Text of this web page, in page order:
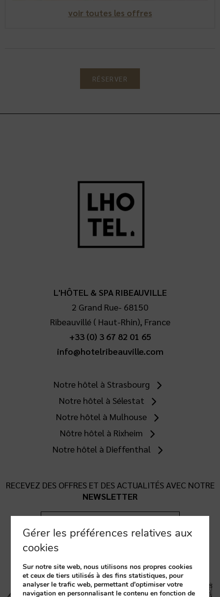
voir toutes les offres
RÉSERVER
L'HÔTEL & SPA RIBEAUVILLE
2 Grand Rue- 68150
Ribeauvillé( Haut-Rhin), France
+33 (0) 3 67 82 01 65
info@hotelribeauville.com
Notre hôtel à Strasbourg
Notre hôtel à Sélestat
Notre hôtel à Mulhouse
Nôtre hôtel à Rixheim
Notre hôtel à Dieffenthal
RECEVEZ DES OFFRES ET DES ACTUALITÉS AVEC NOTRE
NEWSLETTER
Gérer les préférences relatives aux
cookies
Sur notre site web, nous utilisons nos propres cookies
et ceux de tiers utilisés à des fins statistiques, pour
analyser le trafic web, permettant d'optimiser votre
navigation en personnalisant le contenu en fonction de